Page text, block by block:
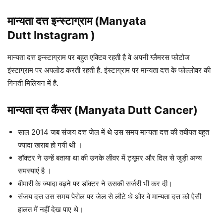
मान्यता दत्त इन्स्टाग्राम (Manyata
Dutt Instagram )
मान्यता दत्त इन्स्टाग्राम पर बहुत एक्टिव रहती है वे अपनी ग्लैमरस फोटोज
इंस्टाग्राम पर अपलोड करती रहती है. इंस्टाग्राम पर मान्यता दत्त के फोल्लोवर की
गिनती मिलियन में है.
मान्यता दत्त कैंसर (Manyata Dutt Cancer)
साल 2014 जब संजय दत्त जेल में थे उस समय मान्यता दत्त की तबीयत बहुत
ज्यादा खराब हो गयी थी ।
डॉक्टर ने उन्हें बताया था की उनके लीवर में ट्यूमर और दिल से जुड़ी अन्य
समस्याएं है ।
बीमारी के ज्यादा बढ़ने पर डॉक्टर ने उसकी सर्जरी भी कर दी।
संजय दत्त उस समय पेरोल पर जेल से लौटे थे और वे मान्यता दत्त को ऐसी
हालत में नहीं देख पाए थे।